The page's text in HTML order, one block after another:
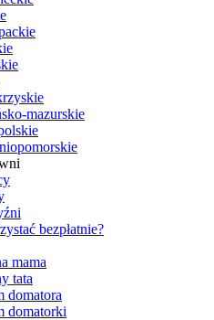
mazurskie
bezpłatnie?
mama
tata
domatora
domatorki